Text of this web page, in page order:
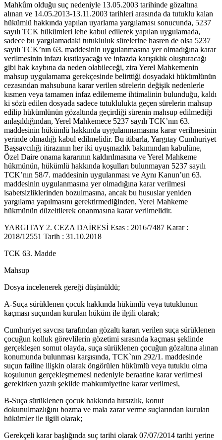
Mahkûm olduğu suç nedeniyle 13.05.2003 tarihinde gözaltına
alınan ve 14.05.2013-13.11.2003 tarihleri arasında da tutuklu kalan
hükümlü hakkında yapılan uyarlama yargılaması sonucunda, 5237
sayılı TCK hükümleri lehe kabul edilerek yapılan uygulamada,
sadece bu yargılamadaki tutukluluk sürelerine hasren de olsa 5237
sayılı TCK’nın 63. maddesinin uygulanmasına yer olmadığına karar
verilmesinin infazı kısıtlayacağı ve infazda karışıklık oluşturacağı
gibi hak kaybına da neden olabileceği, zira Yerel Mahkemenin
mahsup uygulamama gerekçesinde belirttiği dosyadaki hükümlünün
cezasından mahsubuna karar verilen sürelerin değişik nedenlerle
kısmen veya tamamen infaz edilememe ihtimalinin bulunduğu, kaldı
ki sözü edilen dosyada sadece tutuklulukta geçen sürelerin mahsup
edilip hükümlünün gözaltında geçirdiği sürenin mahsup edilmediği
anlaşıldığından, Yerel Mahkemece 5237 sayılı TCK’nın 63.
maddesinin hükümlü hakkında uygulanmamasına karar verilmesinin
yerinde olmadığı kabul edilmelidir. Bu itibarla, Yargıtay Cumhuriyet
Başsavcılığı itirazının her iki uyuşmazlık bakımından kabulüne,
Özel Daire onama kararının kaldırılmasına ve Yerel Mahkeme
hükmünün, hükümlü hakkında koşulları bulunmayan 5237 sayılı
TCK’nın 58/7. maddesinin uygulanması ve Aynı Kanun’un 63.
maddesinin uygulanmasına yer olmadığına karar verilmesi
isabetsizliklerinden bozulmasına, ancak bu hususlar yeniden
yargılama yapılmasını gerektirmediğinden, Yerel Mahkeme
hükmünün düzeltilerek onanmasına karar verilmelidir.
YARGITAY 2. CEZA DAİRESİ Esas : 2016/7487 Karar :
2018/12551 Tarih : 31.10.2018
TCK 63. Madde
Mahsup
Dosya incelenerek gereği düşünüldü;
A-Suça sürüklenen çocuk hakkında hükümlü veya tutuklunun
kaçması suçundan kurulan hüküm ile ilgili olarak;
Cumhuriyet savcısı tarafından gözaltı kararı verilen suça sürüklenen
çocuğun kolluk görevlilerin gözetimi sırasında kaçması şeklinde
gerçekleşen somut olayda, suça sürüklenen çocuğun gözaltına alınan
konumunda bulunması karşısında, TCK`nın 292/1. maddesinde
suçun failine ilişkin olarak öngörülen hükümlü veya tutuklu olma
koşulunun gerçekleşmemesi nedeniyle beraatine karar verilmesi
gerekirken yazılı şekilde mahkumiyetine karar verilmesi,
B-Suça sürüklenen çocuk hakkında hırsızlık, konut
dokunulmazlığını bozma ve mala zarar verme suçlarından kurulan
hükümler ile ilgili olarak;
Gerekçeli karar başlığında suç tarihi olarak 07/07/2014 tarihi yerine